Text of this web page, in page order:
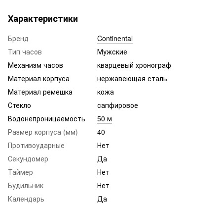
Характеристики
Бренд
Continental
Тип часов
Мужские
Механизм часов
кварцевый хронограф
Материал корпуса
нержавеющая сталь
Материал ремешка
кожа
Стекло
сапфировое
Водонепроницаемость
50 м
Размер корпуса (мм)
40
Противоударные
Нет
Секундомер
Да
Таймер
Нет
Будильник
Нет
Календарь
Да